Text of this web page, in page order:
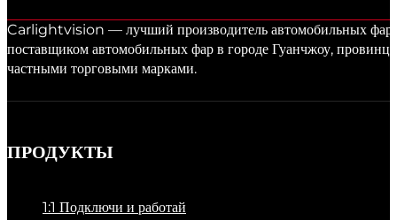
Carlightvision — лучший производитель автомобильных фар в
поставщиком автомобильных фар в городе Гуанчжоу,
частными торговыми марками.
ПРОДУКТЫ
1:1 Подключи и работай